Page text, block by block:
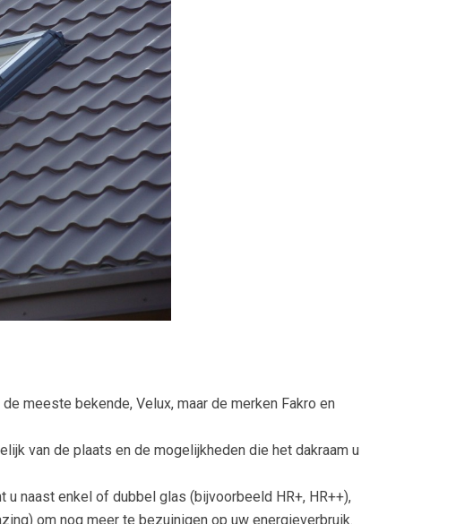
meeste bekende, Velux, maar de merken Fakro en
van de plaats en de mogelijkheden die het dakraam u
naast enkel of dubbel glas (bijvoorbeeld HR+, HR++),
om nog meer te bezuinigen op uw energieverbruik.